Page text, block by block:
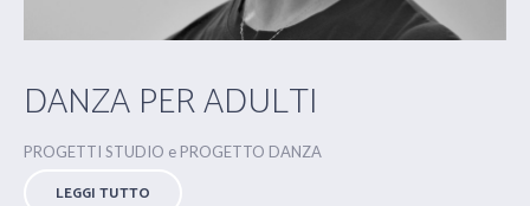
DANZA PER ADULTI
PROGETTI STUDIO e PROGETTO DANZA
LEGGI TUTTO